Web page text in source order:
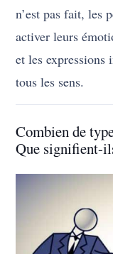
n’est pas fait, les
activer leurs
et les expressions
tous les sens.
Combien de
Que signifient-